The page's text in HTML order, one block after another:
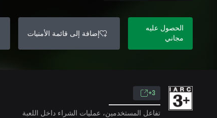
الحصول عليه
مجاني
إضافة إلى قائمة الأمنيات
3+
تفاعل المستخدمين، عمليات الشراء داخل اللعبة